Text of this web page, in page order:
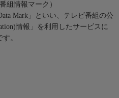
組情報マーク）
Mark」といい、テレビ番組の公
情報」を利用したサービスに
。